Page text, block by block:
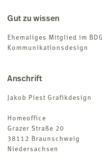
Gut zu wissen
Ehemaliges Mitglied im
Kommunikationsdesign
Anschrift
Jakob Piest Grafikdesign
Homeoffice
Grazer Straße 20
38112 Braunschweig
Niedersachsen